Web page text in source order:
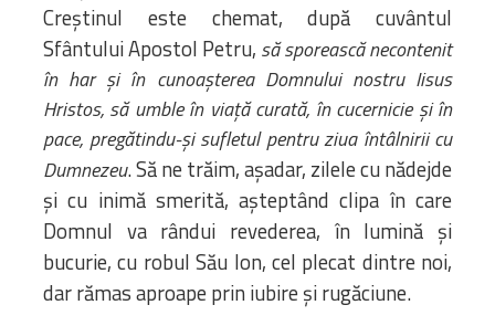
Creștinul este chemat, după cuvântul
Sfântului Apostol Petru, să sporească necontenit
în har și în cunoașterea Domnului nostru Iisus
Hristos, să umble în viață curată, în cucernicie și în
pace, pregătindu-și sufletul pentru ziua întâlnirii cu
Dumnezeu. Să ne trăim, așadar, zilele cu nădejde
și cu inimă smerită, așteptând clipa în care
Domnul va rândui revederea, în lumină și
bucurie, cu robul Său Ion, cel plecat dintre noi,
dar rămas aproape prin iubire și rugăciune.